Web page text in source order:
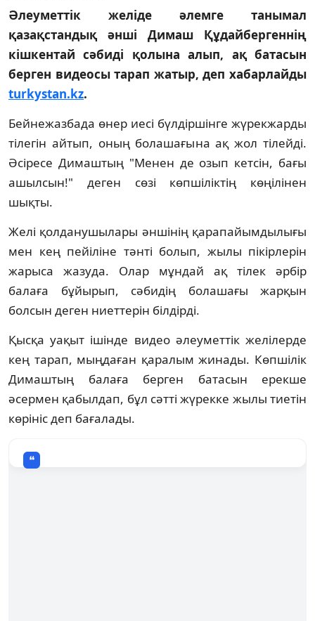
Әлеуметтік желіде әлемге танымал
қазақстандық әнші Димаш Құдайбергеннің
кішкентай сәбиді қолына алып, ақ батасын
берген видеосы тарап жатыр, деп хабарлайды
turkystan.kz.
Бейнежазбада өнер иесі бүлдіршінге жүрекжарды
тілегін айтып, оның болашағына ақ жол тілейді.
Әсіресе Димаштың "Менен де озып кетсін, бағы
ашылсын!" деген сөзі көпшіліктің көңілінен
шықты.
Желі қолданушылары әншінің қарапайымдылығы
мен кең пейіліне тәнті болып, жылы пікірлерін
жарыса жазуда. Олар мұндай ақ тілек әрбір
балаға бұйырып, сәбидің болашағы жарқын
болсын деген ниеттерін білдірді.
Қысқа уақыт ішінде видео әлеуметтік желілерде
кең тарап, мыңдаған қаралым жинады. Көпшілік
Димаштың балаға берген батасын ерекше
әсермен қабылдап, бұл сәтті жүрекке жылы тиетін
көрініс деп бағалады.